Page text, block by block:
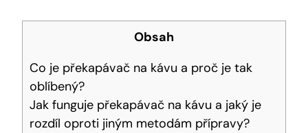
Obsah
Co je překapávač na kávu a proč je tak
oblíbený?
Jak funguje překapávač na kávu a jaký je
rozdíl oproti jiným metodám přípravy?